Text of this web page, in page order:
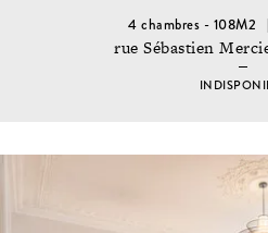
4 chambres - 108M2
rue Sébastien